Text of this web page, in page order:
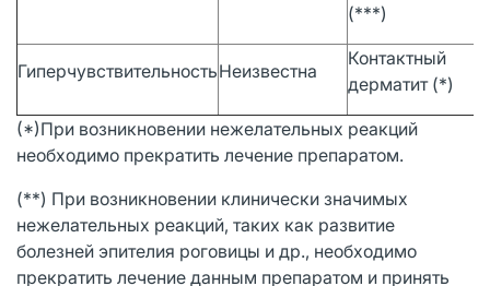
(***)
ГиперчувствительностьНеизвестна
Контактный
дерматит (*)
(*)При возникновении нежелательных реакций
необходимо прекратить лечение препаратом.
(**) При возникновении клинически значимых
нежелательных реакций, таких как развитие
болезней эпителия роговицы и др., необходимо
прекратить лечение данным препаратом и принять